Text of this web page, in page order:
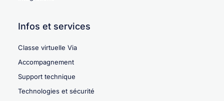
Infos et services
Classe virtuelle Via
Accompagnement
Support technique
Technologies et sécurité